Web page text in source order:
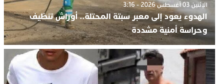
الإثنين 03 أغسطس 2026 - 3:16
الهدوء يعود إلى معبر سبتة المحتلة.. أوراش تنظيف
وحراسة أمنية مشددة